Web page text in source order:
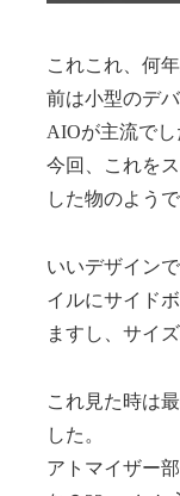
これこれ、何
前は小型のデ
AIOが主流でし
今回、これを
した物のようで
いいデザイン
イルにサイド
ますし、サイ
これ見た時は
した。
アトマイザー